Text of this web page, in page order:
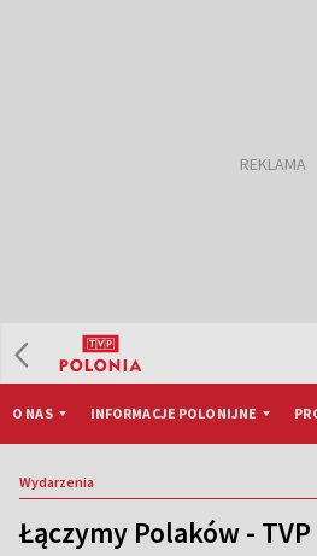
O NAS INFORMACJE POLONIJNE
Wydarzenia
Łączymy Polaków -